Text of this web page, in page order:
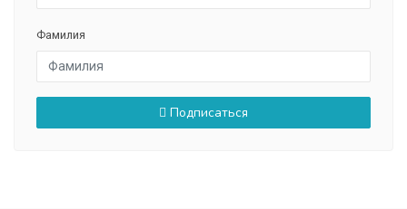
Фамилия
Подписаться